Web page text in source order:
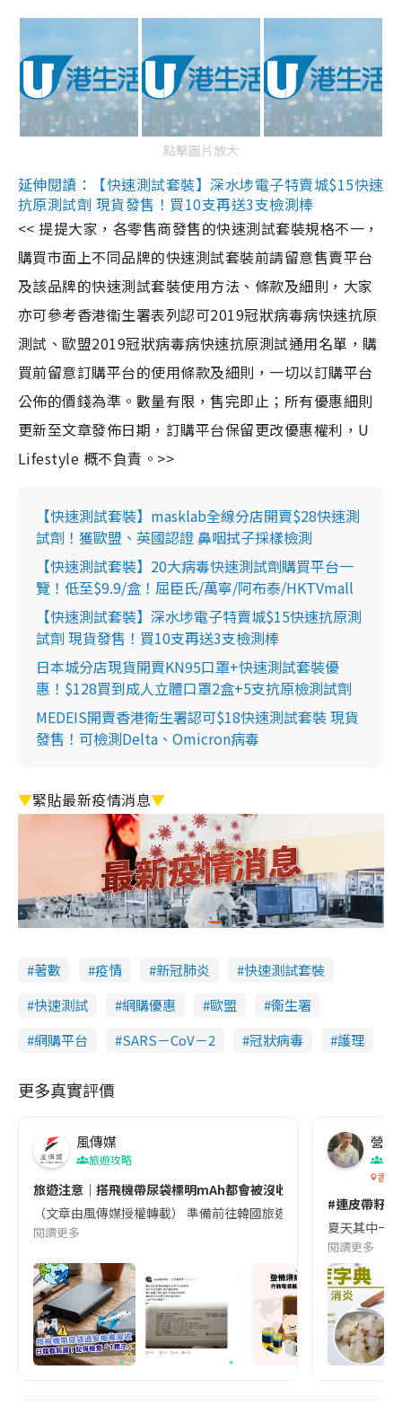
點擊圖片放大
延伸閱讀：【快速測試套裝】深水埗電子特賣城$15快速
抗原測試劑 現貨發售！買10支再送3支檢測棒
<< 提提大家，各零售商發售的快速測試套裝規格不一，
購買市面上不同品牌的快速測試套裝前請留意售賣平台
及該品牌的快速測試套裝使用方法、條款及細則，大家
亦可參考香港衞生署表列認可2019冠狀病毒病快速抗原
測試、歐盟2019冠狀病毒病快速抗原測試通用名單，購
買前留意訂購平台的使用條款及細則，一切以訂購平台
公佈的價錢為準。數量有限，售完即止；所有優惠細則
更新至文章發佈日期，訂購平台保留更改優惠權利，U
Lifestyle 概不負責。>>
【快速測試套裝】masklab全線分店開賣$28快速測
試劑！獲歐盟、英國認證 鼻咽拭子採樣檢測
【快速測試套裝】20大病毒快速測試劑購買平台一
覽！低至$9.9/盒！屈臣氏/萬寧/阿布泰/HKTVmall
【快速測試套裝】深水埗電子特賣城$15快速抗原測
試劑 現貨發售！買10支再送3支檢測棒
日本城分店現貨開賣KN95口罩+快速測試套裝優
惠！$128買到成人立體口罩2盒+5支抗原檢測試劑
MEDEIS開賣香港衛生署認可$18快速測試套裝 現貨
發售！可檢測Delta、Omicron病毒
▼緊貼最新疫情消息▼
著數 疫情 新冠肺炎
快速測試套裝
快速測試
網購優惠 歐盟
衞生署
網購平台
SARS－CoV－2 冠狀病毒 護理
更多真實評價
風傳媒
旅遊攻略
旅遊注意｜搭飛機帶尿袋標明mAh都會被沒收😱出發前切記檢查
（文章由風傳媒授權轉載） 準備前往韓國旅遊的民眾，近期要
閱讀更多
營養
香港
#連皮帶籽
夏天其中一
閱讀更多